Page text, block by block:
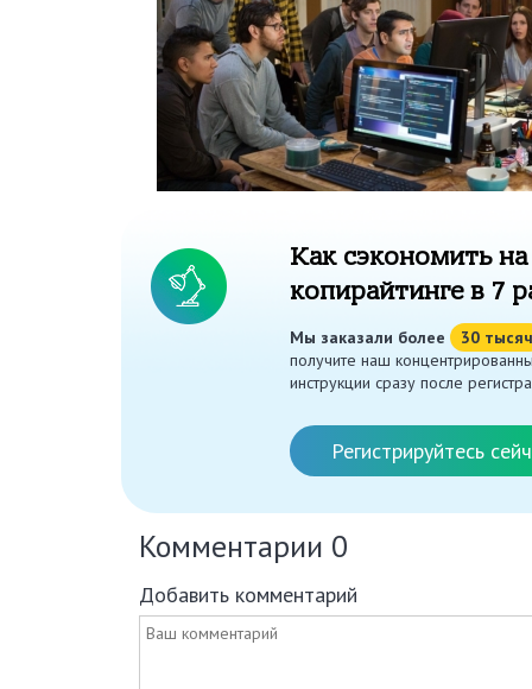
Как сэкономить на
копирайтинге в 7
Мы заказали более 30 тысяч
получите наш
инструкции сразу после
Регистрируйтесь
Комментарии 0
Добавить комментарий